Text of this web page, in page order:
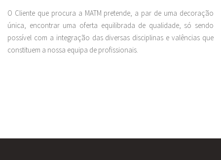
O Cliente que procura a MATM pretende, a par de uma decoração
única, encontrar uma oferta equilibrada de qualidade, só sendo
possível com a integração das diversas disciplinas e valências que
constituem a nossa equipa de profissionais.